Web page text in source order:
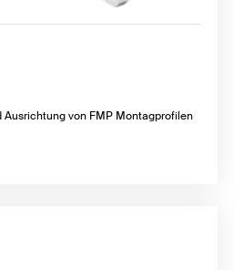
Ausrichtung von FMP Montagprofilen